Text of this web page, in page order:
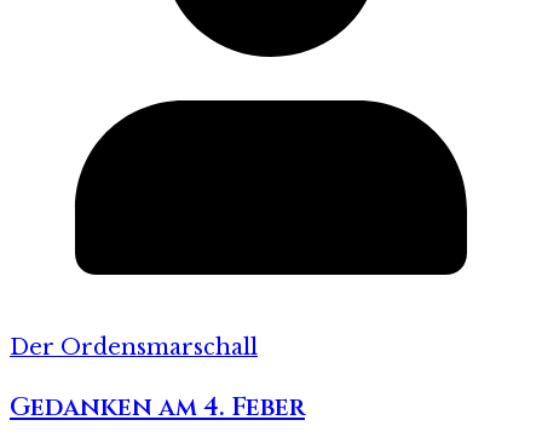
Der Ordensmarschall
Gedanken am 4. Feber